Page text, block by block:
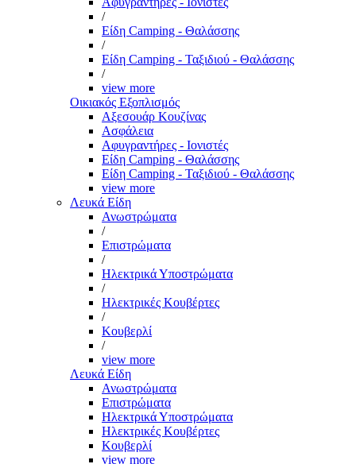
/
Είδη Camping - Θαλάσσης
/
Είδη Camping - Ταξιδιού - Θαλάσσης
/
view more
Οικιακός Εξοπλισμός
Αξεσουάρ Κουζίνας
Ασφάλεια
Αφυγραντήρες - Ιονιστές
Είδη Camping - Θαλάσσης
Είδη Camping - Ταξιδιού - Θαλάσσης
view more
Λευκά Είδη
Ανωστρώματα
/
Επιστρώματα
/
Ηλεκτρικά Υποστρώματα
/
Ηλεκτρικές Κουβέρτες
/
Κουβερλί
/
view more
Λευκά Είδη
Ανωστρώματα
Επιστρώματα
Ηλεκτρικά Υποστρώματα
Ηλεκτρικές Κουβέρτες
Κουβερλί
view more